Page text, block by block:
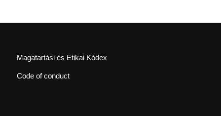
Magatartási és Etikai Kódex
Code of conduct